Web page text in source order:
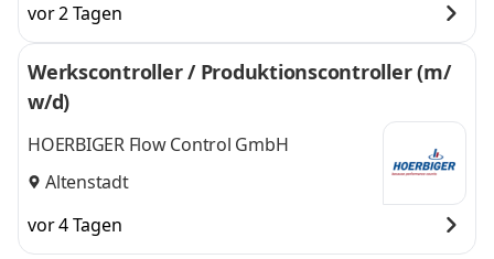
vor 2 Tagen
Werkscontroller / Produktionscontroller (m/
w/d)
HOERBIGER Flow Control GmbH
Altenstadt
vor 4 Tagen